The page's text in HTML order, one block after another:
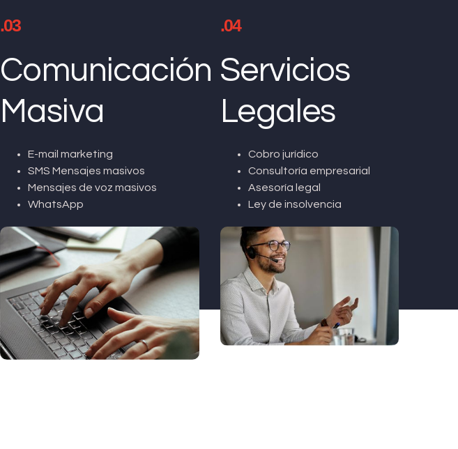
.03
Comunicación
Masiva
E-mail marketing
SMS Mensajes masivos
Mensajes de voz masivos
WhatsApp
.04
Servicios
Legales
Cobro jurídico
Consultoría empresarial
Asesoría legal
Ley de insolvencia